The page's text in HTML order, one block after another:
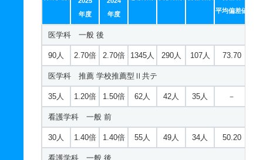
平均偏差値
年度
年度
医学科 一般 後
90人 2.70倍 2.70倍 1345人 290人 107人 73.70
医学科 推薦 学校推薦型Ⅱ共テ
35人 1.20倍 1.50倍 62人 42人 35人 －
看護学科 一般 前
30人 1.40倍 1.40倍 55人 49人 34人 50.20
看護学科 一般 後